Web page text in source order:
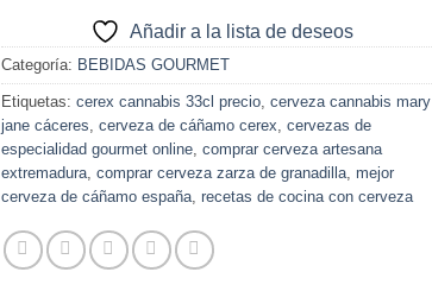
Añadir a la lista de deseos
Categoría: BEBIDAS GOURMET
Etiquetas: cerex cannabis 33cl precio, cerveza cannabis mary
jane cáceres, cerveza de cáñamo cerex, cervezas de
especialidad gourmet online, comprar cerveza artesana
extremadura, comprar cerveza zarza de granadilla, mejor
cerveza de cáñamo españa, recetas de cocina con cerveza